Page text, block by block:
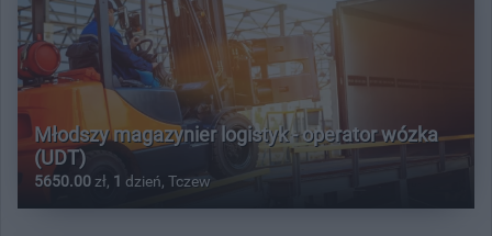
Młodszy magazynier logistyk - operator wózka
(UDT)
5650.00 zł, 1 dzień, Tczew